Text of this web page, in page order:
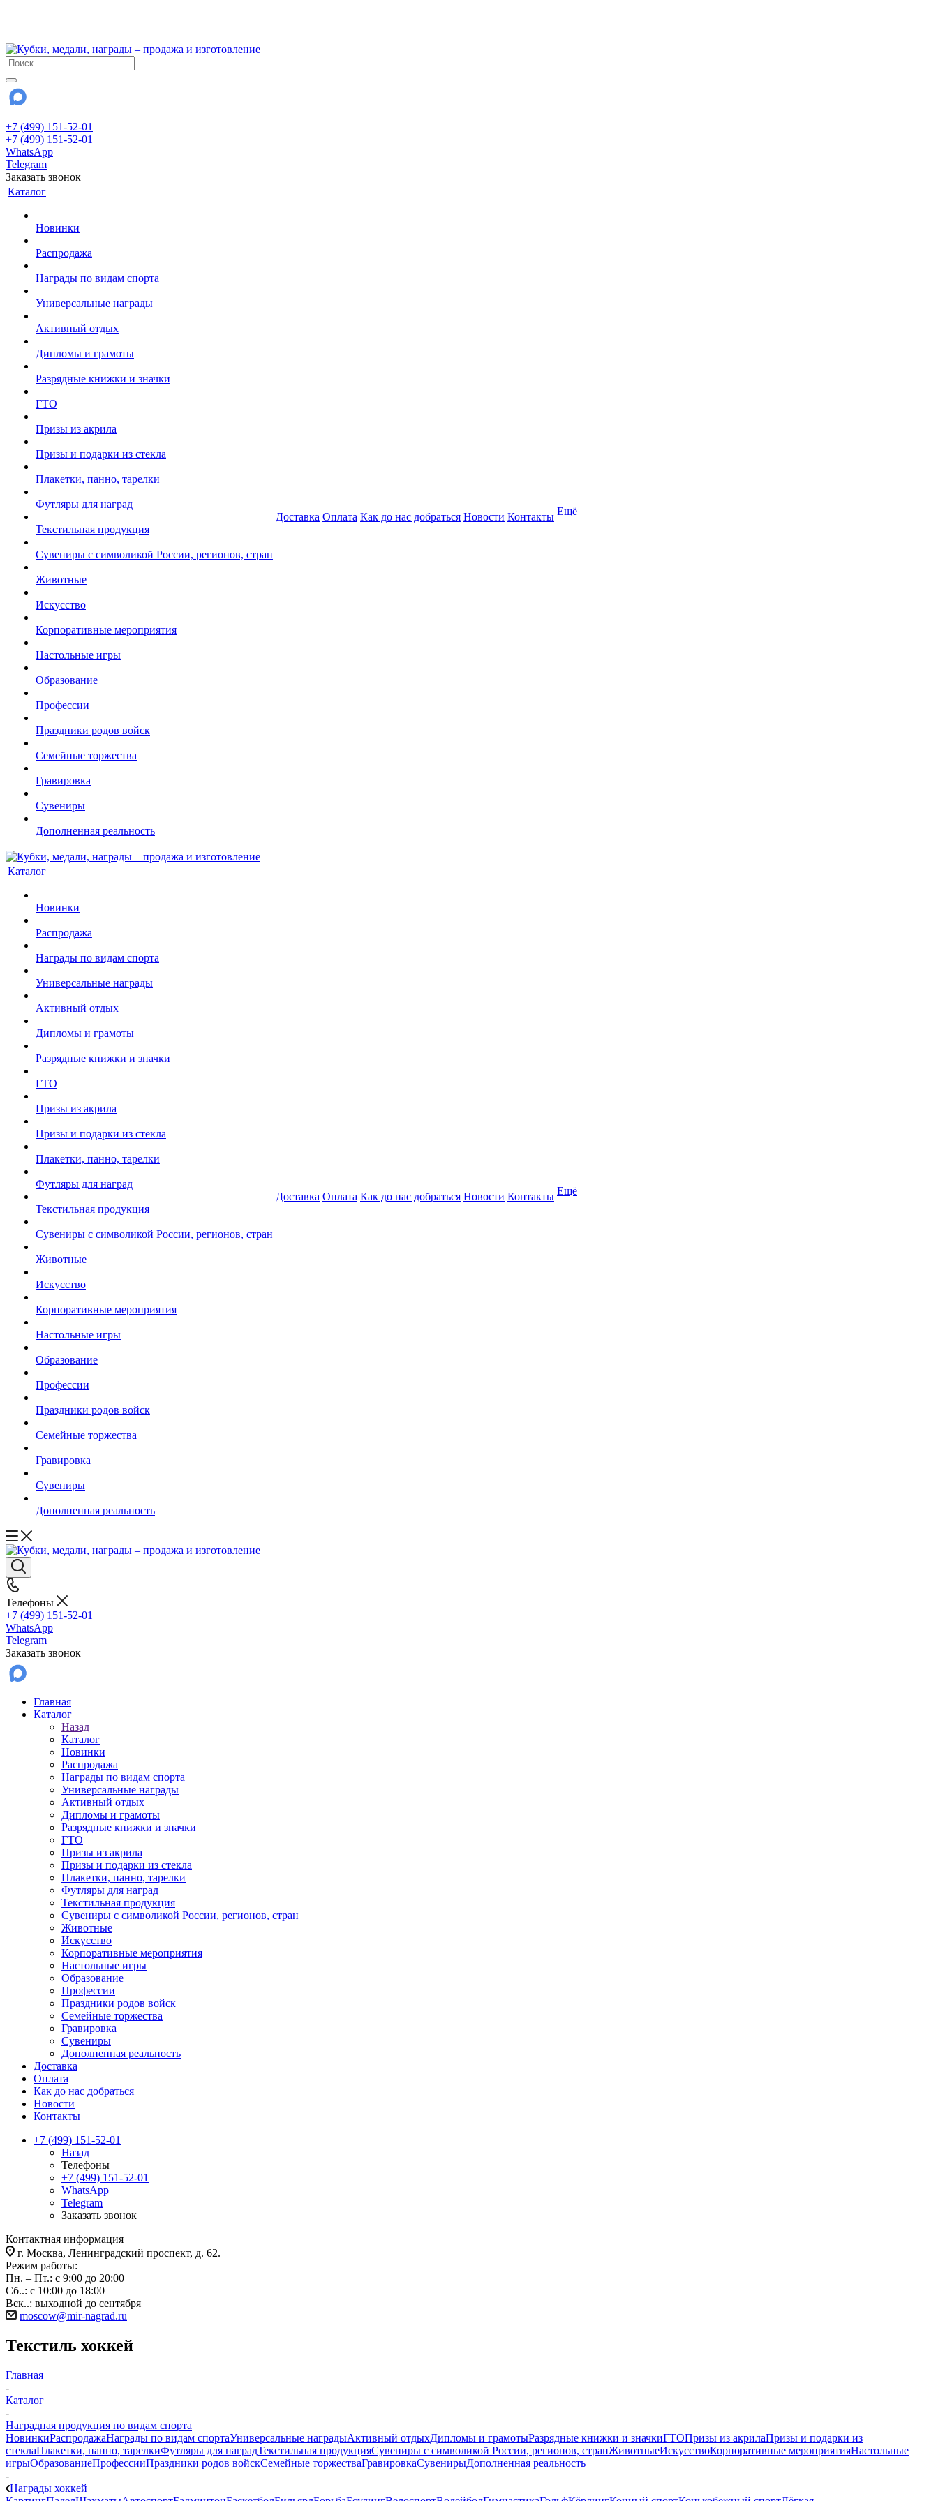
+7 (499) 151-52-01
+7 (499) 151-52-01
WhatsApp
Telegram
Заказать звонок
Каталог
Новинки
Распродажа
Награды по видам спорта
Универсальные награды
Активный отдых
Дипломы и грамоты
Разрядные книжки и значки
ГТО
Призы из акрила
Призы и подарки из стекла
Плакетки, панно, тарелки
Футляры для наград
Текстильная продукция
Сувениры с символикой России, регионов, стран
Животные
Искусство
Корпоративные мероприятия
Настольные игры
Образование
Профессии
Праздники родов войск
Семейные торжества
Гравировка
Сувениры
Дополненная реальность
Доставка Оплата Как до нас добраться Новости Контакты Ещё
Каталог
Новинки
Распродажа
Награды по видам спорта
Универсальные награды
Активный отдых
Дипломы и грамоты
Разрядные книжки и значки
ГТО
Призы из акрила
Призы и подарки из стекла
Плакетки, панно, тарелки
Футляры для наград
Текстильная продукция
Сувениры с символикой России, регионов, стран
Животные
Искусство
Корпоративные мероприятия
Настольные игры
Образование
Профессии
Праздники родов войск
Семейные торжества
Гравировка
Сувениры
Дополненная реальность
Доставка Оплата Как до нас добраться Новости Контакты Ещё
Телефоны
+7 (499) 151-52-01
WhatsApp
Telegram
Заказать звонок
Главная
Каталог
Назад
Каталог
Новинки
Распродажа
Награды по видам спорта
Универсальные награды
Активный отдых
Дипломы и грамоты
Разрядные книжки и значки
ГТО
Призы из акрила
Призы и подарки из стекла
Плакетки, панно, тарелки
Футляры для наград
Текстильная продукция
Сувениры с символикой России, регионов, стран
Животные
Искусство
Корпоративные мероприятия
Настольные игры
Образование
Профессии
Праздники родов войск
Семейные торжества
Гравировка
Сувениры
Дополненная реальность
Доставка
Оплата
Как до нас добраться
Новости
Контакты
+7 (499) 151-52-01
Назад
Телефоны
+7 (499) 151-52-01
WhatsApp
Telegram
Заказать звонок
Контактная информация
г. Москва, Ленинградский проспект, д. 62.
Режим работы:
Пн. – Пт.: с 9:00 до 20:00
Сб..: с 10:00 до 18:00
Вск..: выходной до сентября
moscow@mir-nagrad.ru
Текстиль хоккей
Главная
-
Каталог
-
Наградная продукция по видам спорта
НовинкиРаспродажаНаграды по видам спортаУниверсальные наградыАктивный отдыхДипломы и грамотыРазрядные книжки и значкиГТОПризы из акрилаПризы и подарки из
стеклаПлакетки, панно, тарелкиФутляры для наградТекстильная продукцияСувениры с символикой России, регионов, странЖивотныеИскусствоКорпоративные мероприятияНастольные
игрыОбразованиеПрофессииПраздники родов войскСемейные торжестваГравировкаСувенирыДополненная реальность
-
Награды хоккей